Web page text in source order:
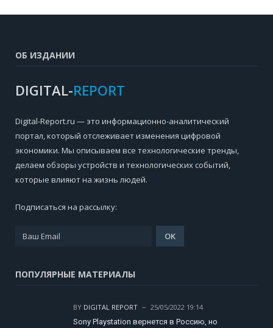
ОБ ИЗДАНИИ
DIGITAL-REPORT
Digital-Report.ru — это информационно-аналитический
портал, который отслеживает изменения цифровой
экономики. Мы описываем все технологические тренды,
делаем обзоры устройств и технологических событий,
которые влияют на жизнь людей.
Подписаться на рассылку:
ПОПУЛЯРНЫЕ МАТЕРИАЛЫ
BY DIGITAL REPORT
25/05/2022 19:14
Sony Playstation вернется в Россию, но